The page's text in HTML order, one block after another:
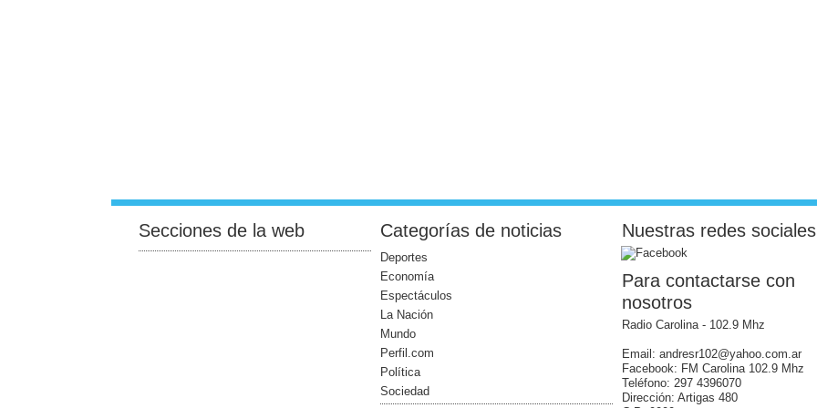
Secciones de la web Categorías de noticias
Deportes
Economía
Espectáculos
La Nación
Mundo
Perfil.com
Política
Sociedad
Nuestras redes sociales
Para contactarse con
nosotros
Radio Carolina - 102.9 Mhz
Email: andresr102@yahoo.com.ar
Facebook: FM Carolina 102.9 Mhz
Teléfono: 297 4396070
Dirección: Artigas 480